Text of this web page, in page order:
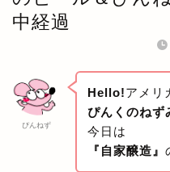
中経過
ぴんねず
Hello!アメリ
ぴんくのねず
今日は
『自家醸造』